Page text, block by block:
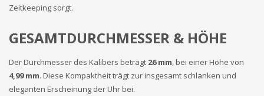
Zeitkeeping sorgt.
GESAMTDURCHMESSER & HÖHE
Der Durchmesser des Kalibers beträgt 26 mm , bei einer Höhe von
4,99 mm. Diese Kompaktheit trägt zur insgesamt schlanken und
eleganten Erscheinung der Uhr bei.